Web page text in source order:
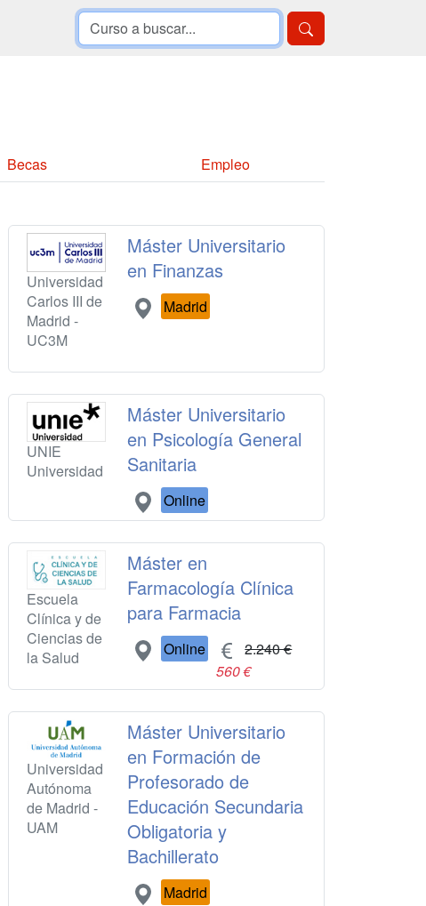
Becas Empleo
Universidad
Carlos III de
Madrid -
UC3M
Máster Universitario
en Finanzas
Madrid
UNIE
Universidad
Máster Universitario
en Psicología General
Sanitaria
Online
Escuela
Clínica y de
Ciencias de
la Salud
Máster en
Farmacología Clínica
para Farmacia
Online
2.240 €
560 €
Universidad
Autónoma
de Madrid -
UAM
Máster Universitario
en Formación de
Profesorado de
Educación Secundaria
Obligatoria y
Bachillerato
Madrid